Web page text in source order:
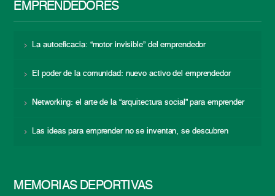
EMPRENDEDORES
La autoeficacia: “motor invisible” del emprendedor
El poder de la comunidad: nuevo activo del emprendedor
Networking: el arte de la “arquitectura social” para emprender
Las ideas para emprender no se inventan, se descubren
MEMORIAS DEPORTIVAS